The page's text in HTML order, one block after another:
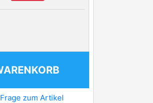
Frage zum Artikel